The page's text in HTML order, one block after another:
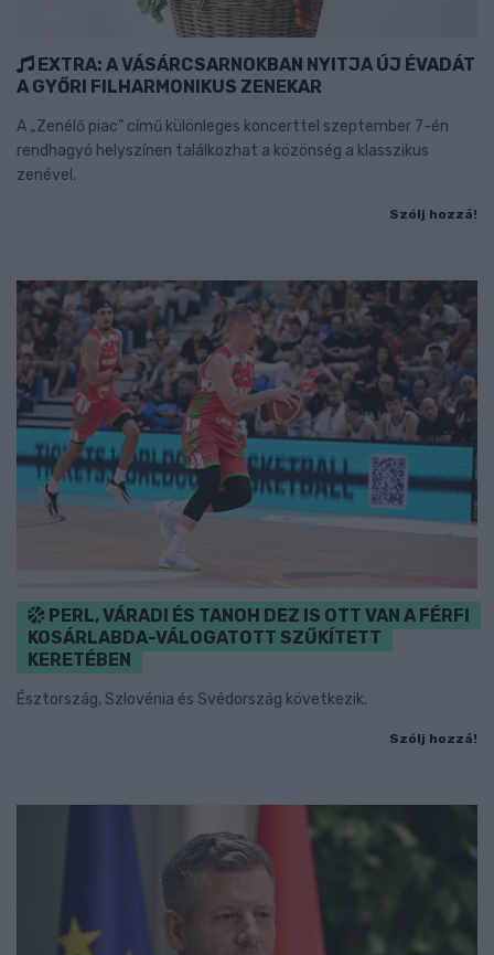
EXTRA: A VÁSÁRCSARNOKBAN NYITJA ÚJ ÉVADÁT
A GYŐRI FILHARMONIKUS ZENEKAR
A „Zenélő piac” című különleges koncerttel szeptember 7-én
rendhagyó helyszínen találkozhat a közönség a klasszikus
zenével.
Szólj hozzá!
PERL, VÁRADI ÉS TANOH DEZ IS OTT VAN A FÉRFI
KOSÁRLABDA-VÁLOGATOTT SZŰKÍTETT
KERETÉBEN
Észtország, Szlovénia és Svédország következik.
Szólj hozzá!